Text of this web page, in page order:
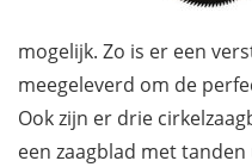
mogelijk. Zo is er een
meegeleverd om de
Ook zijn er drie
een zaagblad met